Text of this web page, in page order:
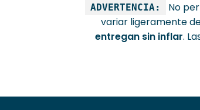
ADVERTENCIA:
No
variar ligeramente
entregan sin inflar.